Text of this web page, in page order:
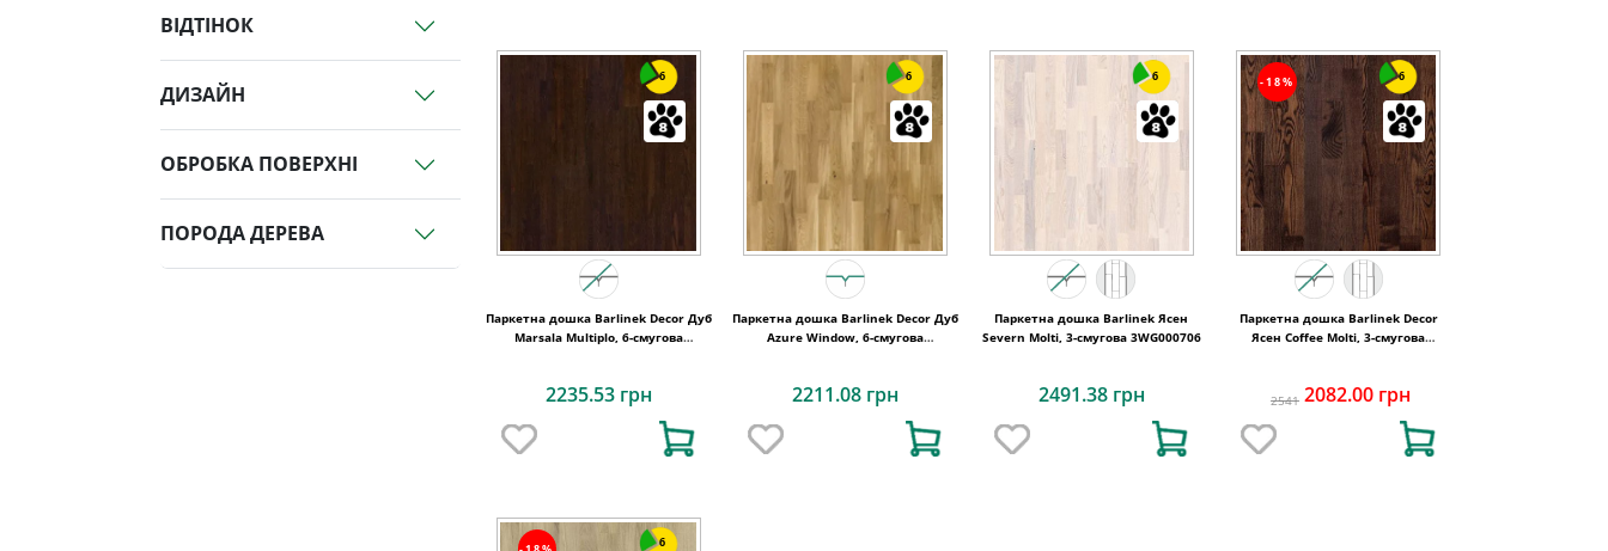
ВІДТІНОК
ДИЗАЙН
ОБРОБКА ПОВЕРХНІ
ПОРОДА ДЕРЕВА
6
Паркетна дошка Barlinek Decor Дуб
Marsala Multiplo, 6-смугова
2235.53 грн
6
Паркетна дошка Barlinek Decor Дуб
Azure Window, 6-смугова
2211.08 грн
6
Паркетна дошка Barlinek Ясен
Severn Molti, 3-смугова 3WG000706
2491.38 грн
-18% 6
Паркетна дошка Barlinek Decor
Ясен Coffee Molti, 3-смугова
2541 2082.00 грн
6